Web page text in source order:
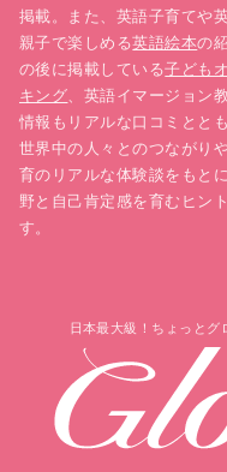
掲載。また、英語子育てや
親子で楽しめる英語絵本の
の後に掲載している子ども
キング、英語イマージョン
情報もリアルな口コミとと
世界中の人々とのつながり
育のリアルな体験談をもと
野と自己肯定感を育むヒン
す。
日本最大級！ちょっとグ